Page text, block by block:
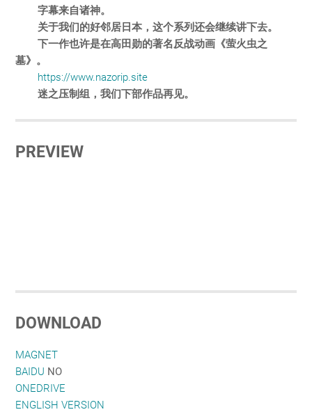
字幕来自诸神。
关于我们的好邻居日本，这个系列还会继续讲下去。
下一作也许是在高田勋的著名反战动画《萤火虫之
墓》。
https://www.nazorip.site
迷之压制组，我们下部作品再见。
PREVIEW
DOWNLOAD
MAGNET
BAIDU NO
ONEDRIVE
ENGLISH VERSION